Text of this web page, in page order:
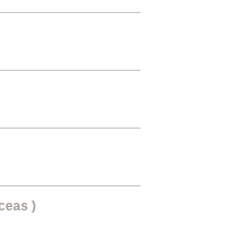
)